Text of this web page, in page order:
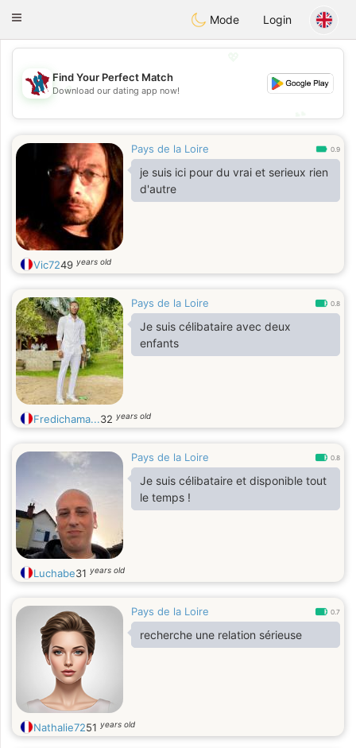
Taimerais
Toggle
Mode Login
💕
Find Your Perfect Match
Download our dating app now!
Pays de la Loire 0.9
je suis ici pour du vrai et serieux rien
d'autre
Vic7249 years old
Pays de la Loire 0.8
Je suis célibataire avec deux
enfants
Fredichama...32 years old
Pays de la Loire 0.8
Je suis célibataire et disponible tout
le temps !
Luchabe31 years old
Pays de la Loire 0.7
recherche une relation sérieuse
Nathalie7251 years old